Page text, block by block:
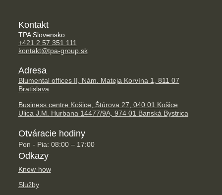
Kontakt
TPA Slovensko
+421 2 57 351 111
kontakt@tpa-group.sk
Adresa
Blumental offices II, Nám. Mateja Korvína 1, 811 07
Bratislava
Business centre Košice, Štúrova 27, 040 01 Košice
Ulica J.M. Hurbana 14477/9A, 974 01 Banská Bystrica
Otváracie hodiny
Pon - Pia: 08:00 – 17:00
Odkazy
Know-how
Služby